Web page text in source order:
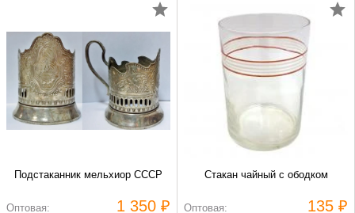
Подстаканник мельхиор СССР
Оптовая: 1 350 ₽
Стакан чайный с ободком
Оптовая: 135 ₽